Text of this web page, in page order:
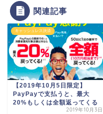
関連記事
キャッシュレス決済
【2019年10月5日限定】
PayPayで支払うと、最大
20%もしくは全額返ってくる
2019年10月3日